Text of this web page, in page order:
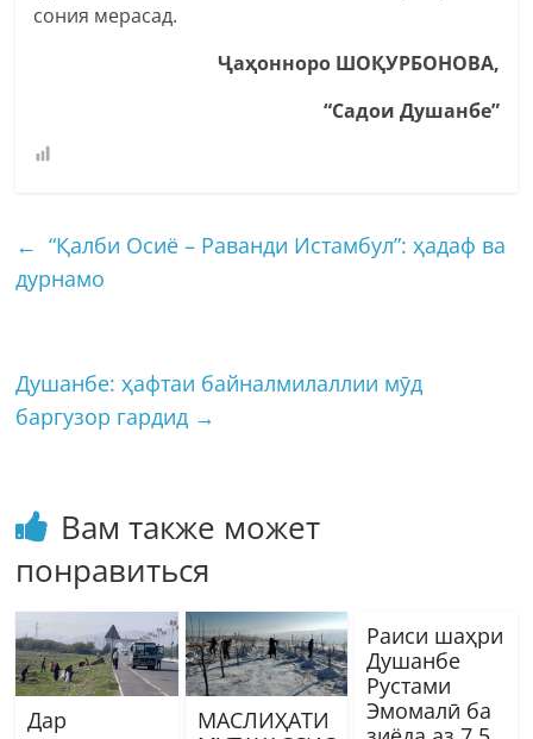
сония мерасад.
Ҷаҳонноро ШОҚУРБОНОВА,
“Садои Душанбе”
← “Қалби Осиё – Раванди Истамбул”: ҳадаф ва
дурнамо
Душанбе: ҳафтаи байналмилаллии мӯд
баргузор гардид →
Вам также может
понравиться
Дар
МАСЛИҲАТИ
Раиси шаҳри
Душанбе
Рустами
Эмомалӣ ба